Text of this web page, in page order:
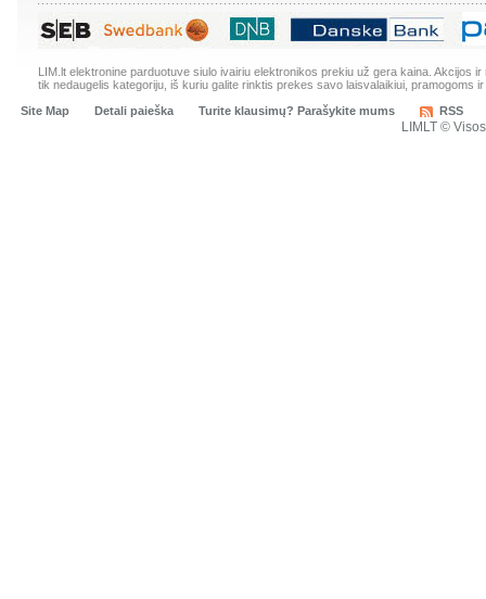
LIM.lt elektronine parduotuve siulo ivairiu elektronikos prekiu už gera kaina. Akcijos
tik nedaugelis kategoriju, iš kuriu galite rinktis prekes savo laisvalaikiui, pramogoms ir
Site Map
Detali paieška Turite klausimų? Parašykite mums RSS
LIMLT ©